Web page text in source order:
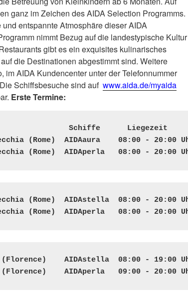
ganz im Zeichen des AIDA Selection Programms.
entspannte Atmosphäre dieser AIDA
nimmt Bezug auf die landestypische Kultur
gibt es ein exquisites kulinarisches
die Destinationen abgestimmt sind. Weitere
AIDA Kundencenter unter der Telefonnummer
Schiffsbesuche sind auf www.aida.de/myaida
Erste Termine:
Schiffe      Liegezeit
(Rome)  AIDAaura    08:00 - 20:00
(Rome)  AIDAperla   08:00 - 20:00
(Rome)  AIDAstella  08:00 - 20:00
(Rome)  AIDAperla   08:00 - 20:00
(Florence)    AIDAstella  08:00 - 19:00
(Florence)    AIDAperla   09:00 - 20:00